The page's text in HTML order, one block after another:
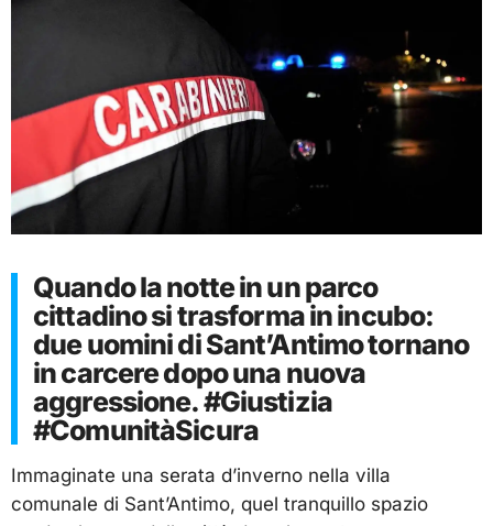
Quando la notte in un parco
cittadino si trasforma in incubo:
due uomini di Sant’Antimo tornano
in carcere dopo una nuova
aggressione. #Giustizia
#ComunitàSicura
Immaginate una serata d’inverno nella villa
comunale di Sant’Antimo, quel tranquillo spazio